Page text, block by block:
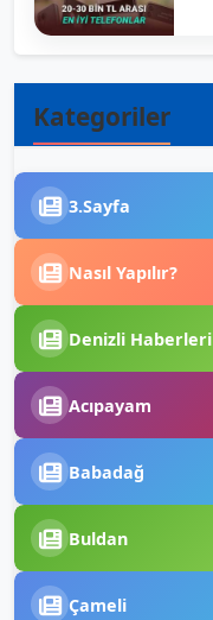
Kategoriler
3.Sayfa
Nasıl Yapılır?
Denizli Haberleri
Acıpayam
Babadağ
Buldan
Çameli